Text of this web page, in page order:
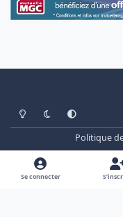
Light ModeDark ModeSystem
Politique
Se connecter